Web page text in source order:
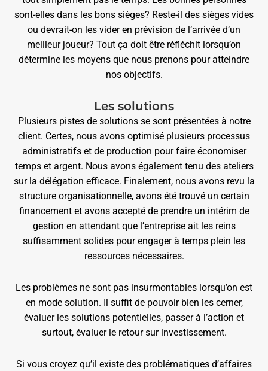
sont-elles dans les bons sièges? Reste-il des sièges vides
ou devrait-on les vider en prévision de l’arrivée d’un
meilleur joueur? Tout ça doit être réfléchit lorsqu’on
détermine les moyens que nous prenons pour atteindre
nos objectifs.
Les solutions
Plusieurs pistes de solutions se sont présentées à notre
client. Certes, nous avons optimisé plusieurs processus
administratifs et de production pour faire économiser
temps et argent. Nous avons également tenu des ateliers
sur la délégation efficace. Finalement, nous avons revu la
structure organisationnelle, avons été trouvé un certain
financement et avons accepté de prendre un intérim de
gestion en attendant que l’entreprise ait les reins
suffisamment solides pour engager à temps plein les
ressources nécessaires.
Les problèmes ne sont pas insurmontables lorsqu’on est
en mode solution. Il suffit de pouvoir bien les cerner,
évaluer les solutions potentielles, passer à l’action et
surtout, évaluer le retour sur investissement.
Si vous croyez qu’il existe des problématiques d’affaires